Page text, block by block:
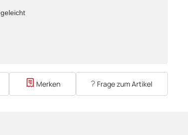
Merken Frage zum Artikel